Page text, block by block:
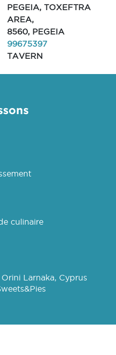
PEGEIA, TOXEFTRA
AREA,
8560, PEGEIA
99675397
TAVERN
culinaire
Larnaka, Cyprus